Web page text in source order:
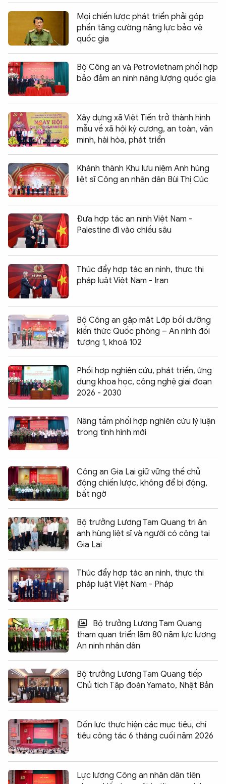
Mọi chiến lược phát triển phải góp
phần tăng cường năng lực bảo vệ
quốc gia
Bộ Công an và Petrovietnam phối hợp
bảo đảm an ninh năng lượng quốc gia
Xây dựng xã Việt Tiến trở thành hình
mẫu về xã hội kỷ cương, an toàn, văn
minh, hài hòa, phát triển
Khánh thành Khu lưu niệm Anh hùng
liệt sĩ Công an nhân dân Bùi Thị Cúc
Đưa hợp tác an ninh Việt Nam -
Palestine đi vào chiều sâu
Thúc đẩy hợp tác an ninh, thực thi
pháp luật Việt Nam - Iran
Bộ Công an gặp mặt Lớp bồi dưỡng
kiến thức Quốc phòng – An ninh đối
tượng 1, khoá 102
Phối hợp nghiên cứu, phát triển, ứng
dụng khoa học, công nghệ giai đoạn
2026 - 2030
Nâng tầm phối hợp nghiên cứu lý luận
trong tình hình mới
Công an Gia Lai giữ vững thế chủ
động chiến lược, không để bị động,
bất ngờ
Bộ trưởng Lương Tam Quang tri ân
anh hùng liệt sĩ và người có công tại
Gia Lai
Thúc đẩy hợp tác an ninh, thực thi
pháp luật Việt Nam - Pháp
Bộ trưởng Lương Tam Quang
tham quan triển lãm 80 năm lực lượng
An ninh nhân dân
Bộ trưởng Lương Tam Quang tiếp
Chủ tịch Tập đoàn Yamato, Nhật Bản
Dồn lực thực hiện các mục tiêu, chỉ
tiêu công tác 6 tháng cuối năm 2026
Lực lượng Công an nhân dân tiên